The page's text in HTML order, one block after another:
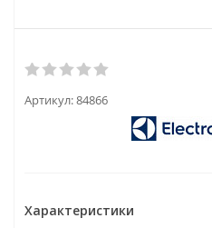
Артикул:84866
Характеристики